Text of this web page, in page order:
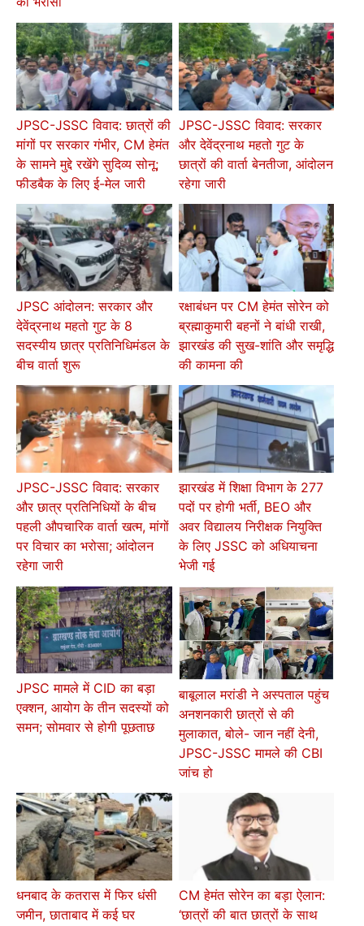
JPSC-JSSC विवाद: छात्रों की
मांगों पर सरकार गंभीर, CM हेमंत
के सामने मुद्दे रखेंगे सुदिव्य सोनू;
फीडबैक के लिए ई-मेल जारी
JPSC-JSSC विवाद: सरकार
और देवेंद्रनाथ महतो गुट के
छात्रों की वार्ता बेनतीजा, आंदोलन
रहेगा जारी
JPSC आंदोलन: सरकार और
देवेंद्रनाथ महतो गुट के 8
सदस्यीय छात्र प्रतिनिधिमंडल के
बीच वार्ता शुरू
रक्षाबंधन पर CM हेमंत सोरेन को
ब्रह्माकुमारी बहनों ने बांधी राखी,
झारखंड की सुख-शांति और समृद्धि
की कामना की
JPSC-JSSC विवाद: सरकार
और छात्र प्रतिनिधियों के बीच
पहली औपचारिक वार्ता खत्म, मांगों
पर विचार का भरोसा; आंदोलन
रहेगा जारी
झारखंड में शिक्षा विभाग के 277
पदों पर होगी भर्ती, BEO और
अवर विद्यालय निरीक्षक नियुक्ति
के लिए JSSC को अधियाचना
भेजी गई
JPSC मामले में CID का बड़ा
एक्शन, आयोग के तीन सदस्यों को
समन; सोमवार से होगी पूछताछ
बाबूलाल मरांडी ने अस्पताल पहुंच
अनशनकारी छात्रों से की
मुलाकात, बोले- जान नहीं देनी,
JPSC-JSSC मामले की CBI
जांच हो
धनबाद के कतरास में फिर धंसी
जमीन, छाताबाद में कई घर
CM हेमंत सोरेन का बड़ा ऐलान:
‘छात्रों की बात छात्रों के साथ